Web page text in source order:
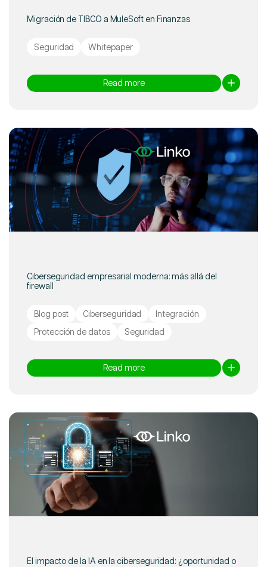
Migración de TIBCO a MuleSoft en Finanzas
Seguridad Whitepaper
Read more
Ciberseguridad empresarial moderna: más allá del
firewall
Blog post Ciberseguridad
Integración
Protección de datos
Seguridad
Read more
El impacto de la IA en la ciberseguridad: ¿oportunidad o